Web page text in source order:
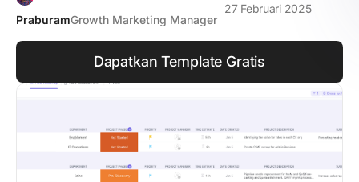
PraburamGrowth Marketing Manager
27 Februari 2025
Dapatkan Template Gratis